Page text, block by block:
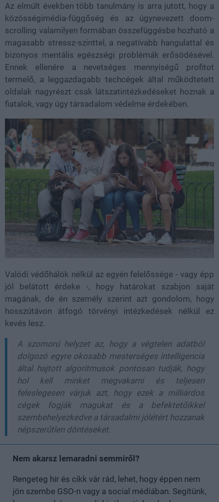
Az elmúlt években több tanulmány is arra jutott, hogy a
közösségimédia-függőség és az úgynevezett doom-
scrolling valamilyen formában összefüggésbe hozható a
magasabb stressz-szinttel, a negatívabb hangulattal és
bizonyos mentális egészségi problémák erősödésével.
Ennek ellenére a nevetséges mennyiségű profitot
termelő, a leggazdagabb techcégek által működtetett
oldalak nagyrészt csak látszatintézkedéseket hoznak a
fiatalok, vagy úgy társadalom védelme érdekében.
Valódi védőhálók nélkül az egyén felelőssége - vagy épp
jól belátott érdeke -, hogy határokat szabjon saját
magának, de én személy szerint azt gondolom, hogy
hosszútávon átfogó törvényi intézkedések nélkül ez
kevés lesz.
A szomorú helyzet az, hogy a végtelen adatból
dolgozó egyre okosabb mesterséges intelligencia
által hajtott algoritmusok pontosan tudják, hogy
hol kell minket megvakarni és teljesen
feleslegesen várjuk azt, hogy ezek a milliárdos
cégek fogják magukat és a befektetőikkel
szembehelyezkedve a társadalmi jólétért hozzanak
népszerűtlen döntéseket.
Nem akarsz lemaradni semmiről?
Rengeteg hír és cikk vár rád, lehet, hogy éppen nem
jön szembe GSO-n vagy a social médiában. Segítünk,